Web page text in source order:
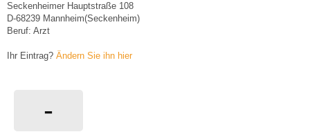
Seckenheimer Hauptstraße 108
D-68239 Mannheim(Seckenheim)
Beruf: Arzt
Ihr Eintrag? Ändern Sie ihn hier
-